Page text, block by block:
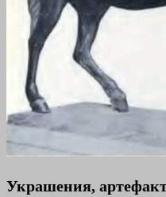
Украшения,